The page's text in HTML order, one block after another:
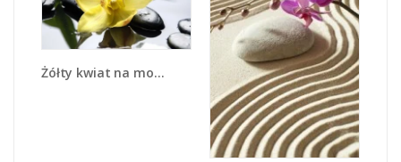
Żółty kwiat na mokrych kamieniach - K155